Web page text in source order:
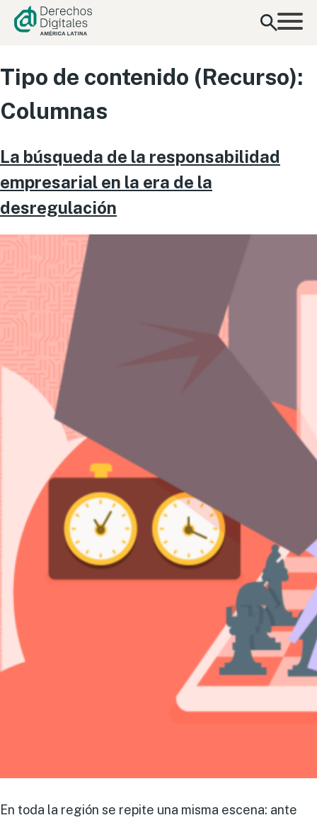
contenido
Tipo de contenido (Recurso):
Columnas
La búsqueda de la responsabilidad
empresarial en la era de la
desregulación
En toda la región se repite una misma escena: ante